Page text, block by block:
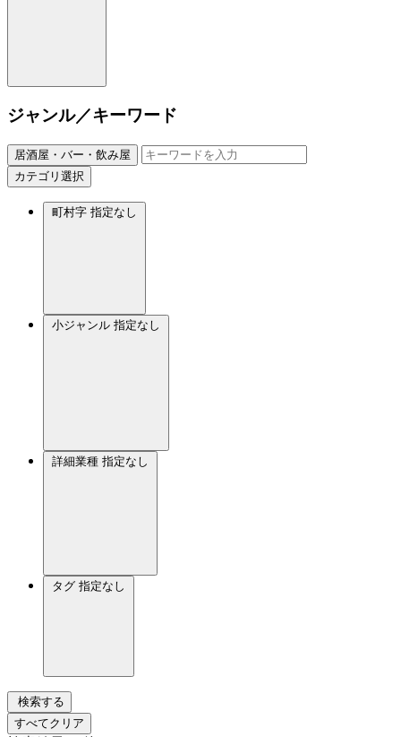
ジャンル／キーワード
居酒屋・バー・飲み屋
カテゴリ選択
町村字 指定なし
小ジャンル 指定なし
詳細業種 指定なし
タグ 指定なし
検索する
すべてクリア